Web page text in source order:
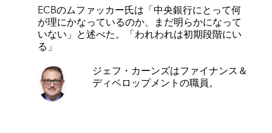
ECBのムファッカー氏は「中央銀行にとって何
が理にかなっているのか、まだ明らかになって
いない」と述べた。「われわれは初期段階にい
る」
ジェフ・カーンズはファイナンス＆
ディベロップメントの職員。